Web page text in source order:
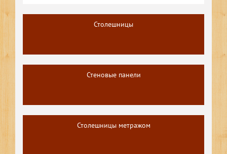
Столешницы
Стеновые панели
Столешницы метражом